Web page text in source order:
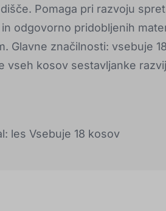
Pomaga pri razvoju
odgovorno pridobljenih
Glavne značilnosti: vsebuje
vseh kosov sestavljanke
les Vsebuje 18 kosov